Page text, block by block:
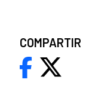
COMPARTIR